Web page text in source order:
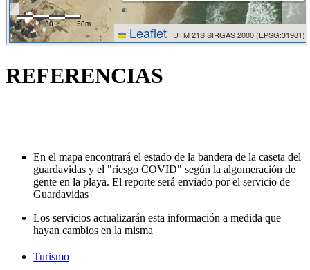
REFERENCIAS
En el mapa encontrará el estado de la bandera de la caseta del
guardavidas y el "riesgo COVID" según la algomeración de
gente en la playa. El reporte será enviado por el servicio de
Guardavidas
Los servicios actualizarán esta información a medida que
hayan cambios en la misma
Turismo